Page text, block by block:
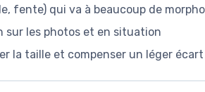
fente) qui va à beaucoup de
sur les photos et en situation
la taille et compenser un léger